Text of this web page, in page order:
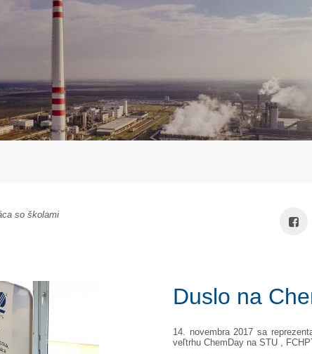
so školami
Duslo na
14. novembra 2017 sa
veľtrhu ChemDay na STU ,